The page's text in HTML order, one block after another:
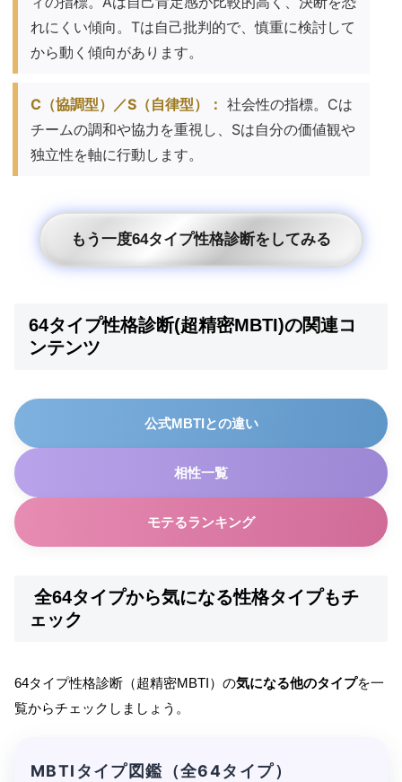
れにくい傾向。Tは自己批判的で、慎重に検討して
から動く傾向があります。
C（協調型）／S（自律型）： 社会性の指標。Cは
チームの調和や協力を重視し、Sは自分の価値観や
独立性を軸に行動します。
もう一度64タイプ性格診断をしてみる
64タイプ性格診断(超精密MBTI)の関連コ
ンテンツ
公式MBTIとの違い
相性一覧
モテるランキング
全64タイプから気になる性格タイプもチ
ェック
64タイプ性格診断（超精密MBTI）の気になる他のタイプを一
覧からチェックしましょう。
MBTIタイプ図鑑（全64タイプ）